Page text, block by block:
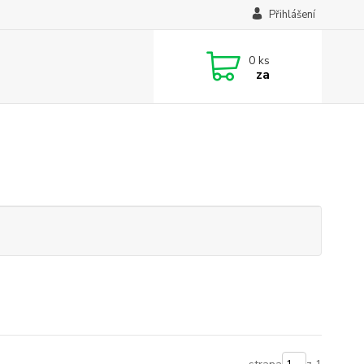
Přihlášení
0 ks
za